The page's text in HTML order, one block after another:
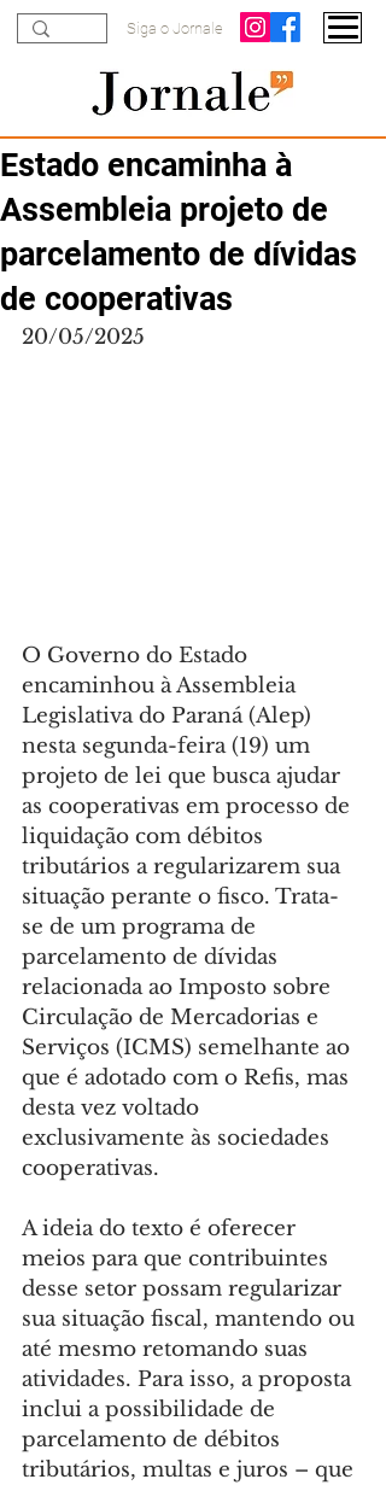
Siga o Jornale
Estado encaminha à
Assembleia projeto de
parcelamento de dívidas
de cooperativas
20/05/2025
O Governo do Estado
encaminhou à Assembleia
Legislativa do Paraná (Alep)
nesta segunda-feira (19) um
projeto de lei que busca ajudar
as cooperativas em processo de
liquidação com débitos
tributários a regularizarem sua
situação perante o fisco. Trata-
se de um programa de
parcelamento de dívidas
relacionada ao Imposto sobre
Circulação de Mercadorias e
Serviços (ICMS) semelhante ao
que é adotado com o Refis, mas
desta vez voltado
exclusivamente às sociedades
cooperativas.
A ideia do texto é oferecer
meios para que contribuintes
desse setor possam regularizar
sua situação fiscal, mantendo ou
até mesmo retomando suas
atividades. Para isso, a proposta
inclui a possibilidade de
parcelamento de débitos
tributários, multas e juros – que